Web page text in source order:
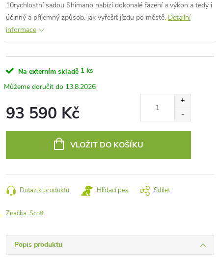
10rychlostní sadou Shimano nabízí dokonalé řazení a výkon a tedy i
účinný a příjemný způsob, jak vyřešit jízdu po městě. Detailní
informace
Na externím skladě 1 ks
13.8.2026
93 590 Kč
VLOŽIT DO KOŠÍKU
Dotaz k produktu Hlídací pes Sdílet
Značka:Scott
Popis produktu